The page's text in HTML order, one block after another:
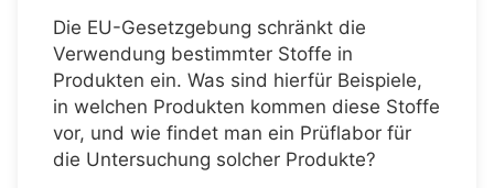
Die EU-Gesetzgebung schränkt die
Verwendung bestimmter Stoffe in
Produkten ein. Was sind hierfür Beispiele,
in welchen Produkten kommen diese Stoffe
vor, und wie findet man ein Prüflabor für
die Untersuchung solcher Produkte?